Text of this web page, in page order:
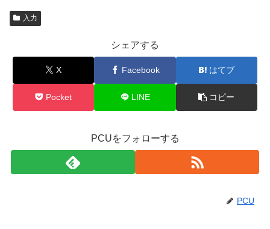
入力
シェアする
X Facebook はてブ
Pocket LINE コピー
PCUをフォローする
PCU